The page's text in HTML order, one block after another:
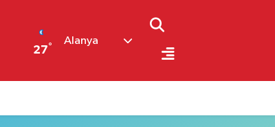
27°
Alanya